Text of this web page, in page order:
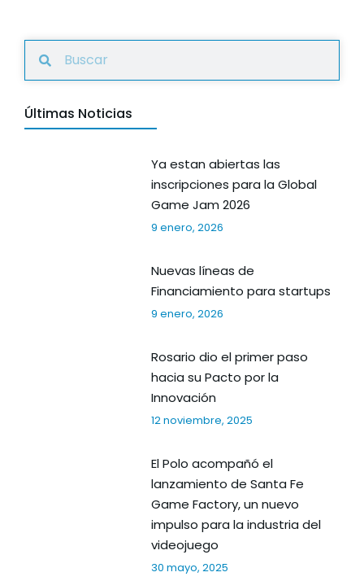
Últimas Noticias
Ya estan abiertas las
inscripciones para la Global
Game Jam 2026
9 enero, 2026
Nuevas líneas de
Financiamiento para startups
9 enero, 2026
Rosario dio el primer paso
hacia su Pacto por la
Innovación
12 noviembre, 2025
El Polo acompañó el
lanzamiento de Santa Fe
Game Factory, un nuevo
impulso para la industria del
videojuego
30 mayo, 2025